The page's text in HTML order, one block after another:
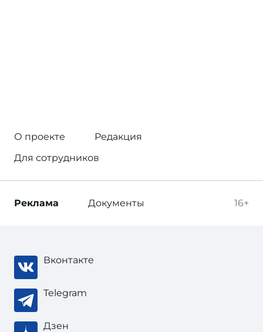
О проекте
Редакция
Для сотрудников
16+
Реклама Документы
Вконтакте
Telegram
Дзен